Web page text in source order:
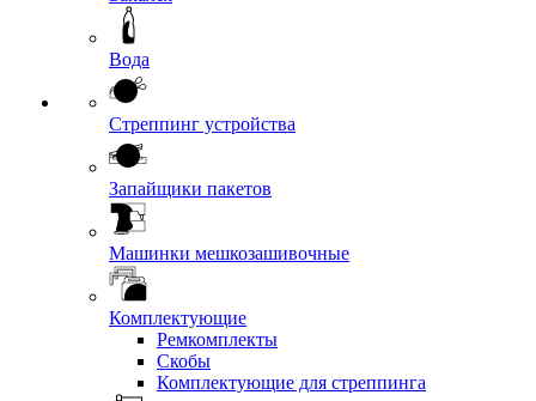
Вода
Стреппинг устройства
Запайщики пакетов
Машинки мешкозашивочные
Комплектующие
Ремкомплекты
Скобы
Комплектующие для стреппинга